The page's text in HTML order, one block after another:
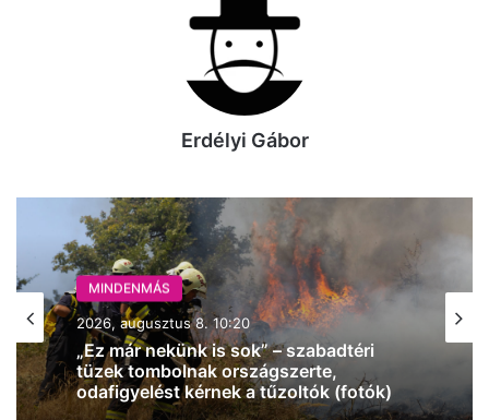
Erdélyi Gábor
MINDENMÁS
2026, augusztus 8. 10:20
MINDENMÁS
2026, augusztus 8. 06:30
Napi pakk: kellemesebb idővel indul a
hétvége Kecskeméten, ma van Kölcsey
Ferenc születésnapja